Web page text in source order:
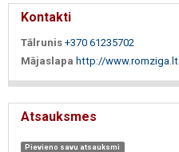
Kontakti
Tālrunis +370 61235702
Mājaslapa http://www.romziga.lt
Atsauksmes
Pievieno savu atsauksmi